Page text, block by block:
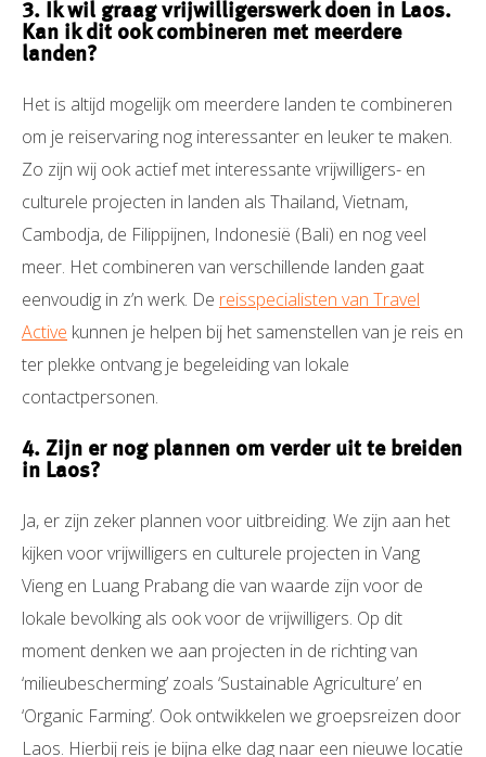
3. Ik wil graag vrijwilligerswerk doen in Laos.
Kan ik dit ook combineren met meerdere
landen?
Het is altijd mogelijk om meerdere landen te combineren
om je reiservaring nog interessanter en leuker te maken.
Zo zijn wij ook actief met interessante vrijwilligers- en
culturele projecten in landen als Thailand, Vietnam,
Cambodja, de Filippijnen, Indonesië (Bali) en nog veel
meer. Het combineren van verschillende landen gaat
eenvoudig in z’n werk. De reisspecialisten van Travel
Active kunnen je helpen bij het samenstellen van je reis en
ter plekke ontvang je begeleiding van lokale
contactpersonen.
4. Zijn er nog plannen om verder uit te breiden
in Laos?
Ja, er zijn zeker plannen voor uitbreiding. We zijn aan het
kijken voor vrijwilligers en culturele projecten in Vang
Vieng en Luang Prabang die van waarde zijn voor de
lokale bevolking als ook voor de vrijwilligers. Op dit
moment denken we aan projecten in de richting van
‘milieubescherming’ zoals ‘Sustainable Agriculture’ en
‘Organic Farming’. Ook ontwikkelen we groepsreizen door
Laos. Hierbij reis je bijna elke dag naar een nieuwe locatie